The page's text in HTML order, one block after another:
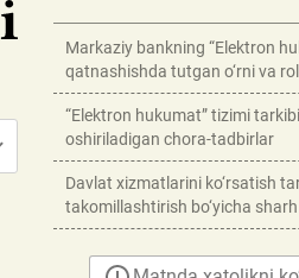
Markaziy bankning “Elektron
qatnashishda tutgan o‘rni va
“Elektron hukumat” tizimi
oshiriladigan chora-tadbirlar
Davlat xizmatlarini ko‘rsatish
takomillashtirish bo‘yicha sharh